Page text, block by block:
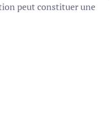
peut constituer une